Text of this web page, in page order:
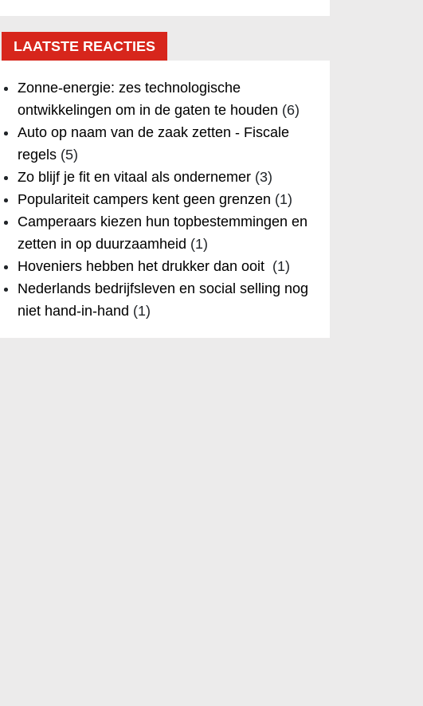
LAATSTE REACTIES
Zonne-energie: zes technologische
ontwikkelingen om in de gaten te houden (6)
Auto op naam van de zaak zetten - Fiscale
regels(5)
Zo blijf je fit en vitaal als ondernemer(3)
Populariteit campers kent geen grenzen (1)
Camperaars kiezen hun topbestemmingen en
zetten in op duurzaamheid (1)
Hoveniers hebben het drukker dan ooit (1)
Nederlands bedrijfsleven en social selling nog
niet hand-in-hand (1)